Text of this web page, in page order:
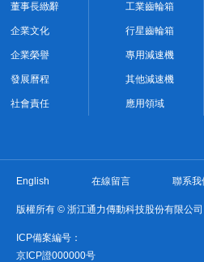
工業齒輪箱
行星齒輪箱
專用減速機
其他減速機
應用領域
董事長緻辭
企業文化
企業榮譽
發展曆程
社會責任
English 在線留言 聯系我
版權所有 © 浙江通力傳動科技股份有限公
ICP備案編号：
京ICP證000000号